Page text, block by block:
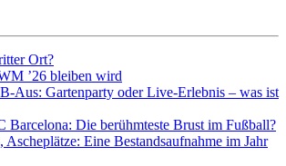
Ort?
’26 bleiben wird
Aus: Gartenparty oder Live-Erlebnis – was ist
Barcelona: Die berühmteste Brust im Fußball?
Ascheplätze: Eine Bestandsaufnahme im Jahr